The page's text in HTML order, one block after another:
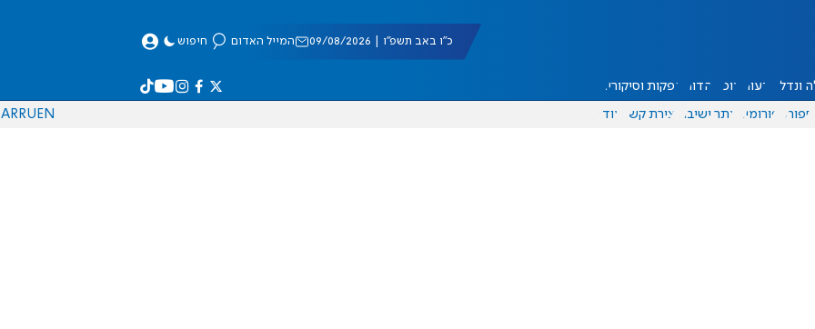
כ"ו באב תשפ"ו | 09/08/2026 המייל האדום חיפוש
ונדל"ן דעות אוכל יהדות הפקות וסיקורים
ספורט פורומים אתר ישיבה יצירת קשר עוד EN
RU
AR